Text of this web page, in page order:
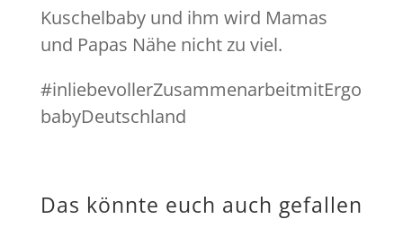
Kuschelbaby und ihm wird Mamas
und Papas Nähe nicht zu viel.
#inliebevollerZusammenarbeitmitErgo
babyDeutschland
Das könnte euch auch gefallen